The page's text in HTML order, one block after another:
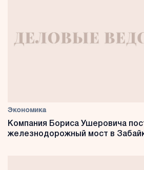
Экономика
Компания Бориса Ушеровича
железнодорожный мост в